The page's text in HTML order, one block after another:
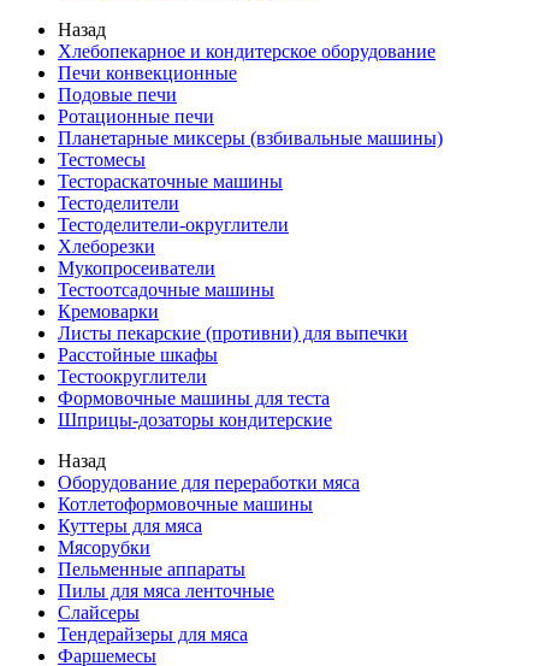
Назад
Хлебопекарное и кондитерское оборудование
Печи конвекционные
Подовые печи
Ротационные печи
Планетарные миксеры (взбивальные машины)
Тестомесы
Тестораскаточные машины
Тестоделители
Тестоделители-округлители
Хлеборезки
Мукопросеиватели
Тестоотсадочные машины
Кремоварки
Листы пекарские (противни) для выпечки
Расстойные шкафы
Тестоокруглители
Формовочные машины для теста
Шприцы-дозаторы кондитерские
Назад
Оборудование для переработки мяса
Котлетоформовочные машины
Куттеры для мяса
Мясорубки
Пельменные аппараты
Пилы для мяса ленточные
Слайсеры
Тендерайзеры для мяса
Фаршемесы